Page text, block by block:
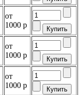
от
1000 р
от
1000 р
от
1000 р